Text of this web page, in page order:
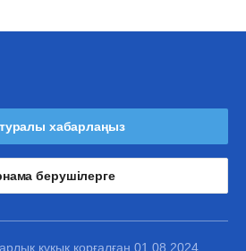
хабарлаңыз
берушілерге
құқық қорғалған 01.08.2024